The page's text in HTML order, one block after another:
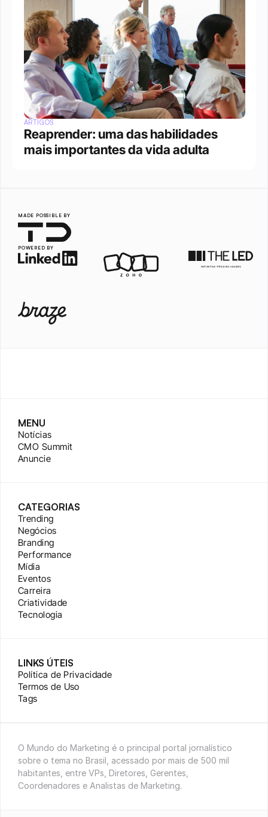
ARTIGOS
Reaprender: uma das habilidades
mais importantes da vida adulta
MADE POSSIBLE BY
POWERED BY
MENU
Notícias
CMO Summit
Anuncie
CATEGORIAS
Trending
Negócios
Branding
Performance
Mídia
Eventos
Carreira
Criatividade
Tecnologia
LINKS ÚTEIS
Política de Privacidade
Termos de Uso
Tags
O Mundo do Marketing é o principal portal jornalístico
sobre o tema no Brasil, acessado por mais de 500 mil
habitantes, entre VPs, Diretores, Gerentes,
Coordenadores e Analistas de Marketing.